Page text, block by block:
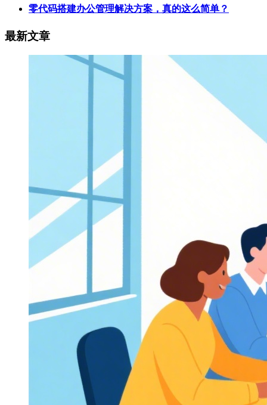
零代码搭建办公管理解决方案，真的这么简单？
最新文章